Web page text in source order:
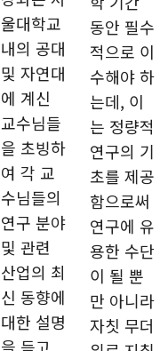
울대학교
내의 공대
및 자연대
에 계신
교수님들
을 초빙하
여 각 교
수님들의
연구 분야
및 관련
산업의 최
신 동향에
대한 설명
동안 필수
적으로 이
수해야 하
는데, 이
는 정량적
연구의 기
초를 제공
함으로써
연구에 유
용한 수단
이 될 뿐
만 아니라
자칫 무더